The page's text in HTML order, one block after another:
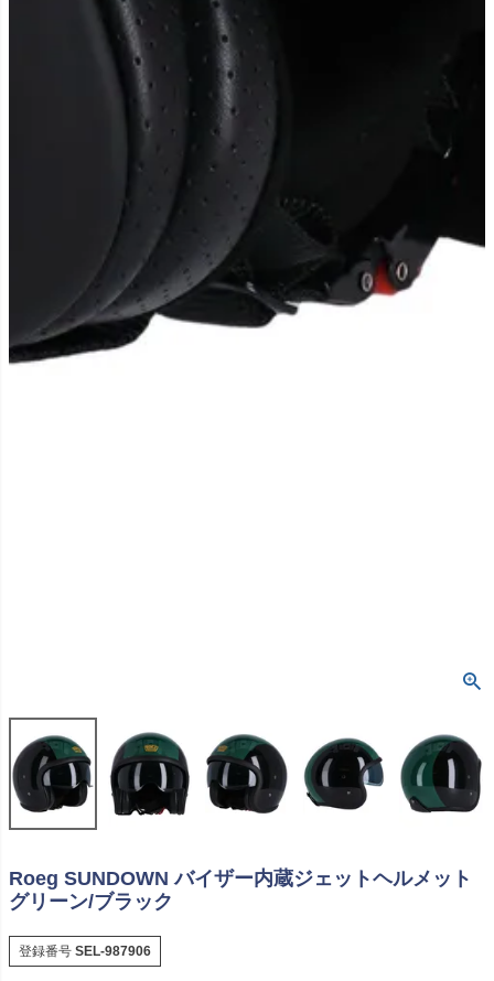
Roeg SUNDOWN バイザー内蔵ジェットヘルメット
グリーン/ブラック
登録番号 SEL-987906